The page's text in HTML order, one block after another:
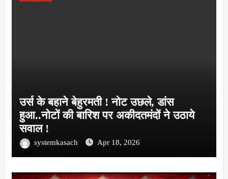
उर्स के बहाने बेहुरमती ! नोट उछले, डांस
हुआ..नोटों की बारिश पर अकीदतमंदों ने उठाये
सवाल !
systemkasach Apr 18, 2026